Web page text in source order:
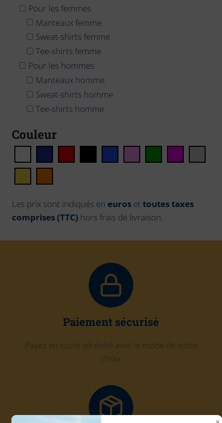
Pour les femmes
Manteaux femme
Sweat-shirts femme
Tee-shirts femme
Pour les hommes
Manteaux homme
Sweat-shirts homme
Tee-shirts homme
Couleur
Les prix sont indiqués en euros et toutes taxes
comprises (TTC) hors frais de livraison.
Paiement sécurisé
Payez en toute sérénité avec le mode de votre
choix